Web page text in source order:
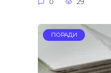
0 29
ПОРАДИ